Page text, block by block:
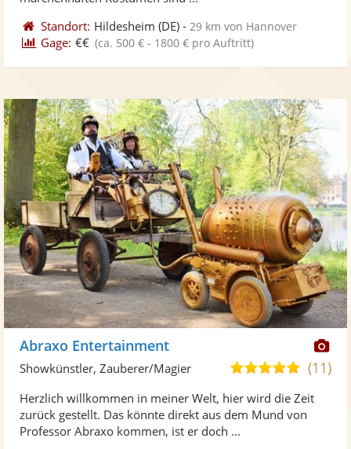
Standort: Hildesheim (DE) - 29 km von Hannover
Gage: €€ (ca. 500 € - 1800 € pro Auftritt)
Abraxo Entertainment
5,0
5
(11)
Showkünstler, Zauberer/Magier
Herzlich willkommen in meiner Welt, hier wird die Zeit
zurück gestellt. Das könnte direkt aus dem Mund von
Professor Abraxo kommen, ist er doch ...